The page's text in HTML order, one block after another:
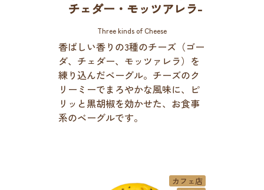
チェダー・モッツアレラ-
Three kinds of Cheese
香ばしい香りの3種のチーズ（ゴー
ダ、チェダー、モッツァレラ）を
練り込んだベーグル。チーズのク
リーミーでまろやかな風味に、ピ
リッと黒胡椒を効かせた、お食事
系のベーグルです。
カフェ店